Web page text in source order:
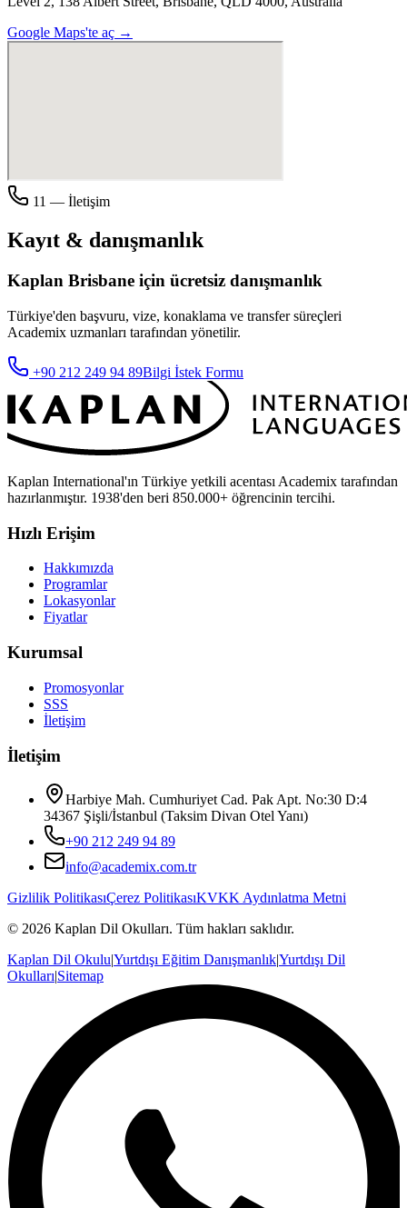
Google Maps'te aç →
11 — İletişim
Kayıt & danışmanlık
Kaplan Brisbane için ücretsiz danışmanlık
Türkiye'den başvuru, vize, konaklama ve transfer süreçleri
Academix uzmanları tarafından yönetilir.
+90 212 249 94 89Bilgi İstek Formu
Kaplan International'ın Türkiye yetkili acentası Academix tarafından
hazırlanmıştır. 1938'den beri 850.000+ öğrencinin tercihi.
Hızlı Erişim
Hakkımızda
Programlar
Lokasyonlar
Fiyatlar
Kurumsal
Promosyonlar
SSS
İletişim
İletişim
Harbiye Mah. Cumhuriyet Cad. Pak Apt. No:30 D:4
34367 Şişli/İstanbul (Taksim Divan Otel Yanı)
+90 212 249 94 89
info@academix.com.tr
Gizlilik PolitikasıÇerez PolitikasıKVKK Aydınlatma Metni
© 2026 Kaplan Dil Okulları. Tüm hakları saklıdır.
Kaplan Dil Okulu|Yurtdışı Eğitim Danışmanlık|Yurtdışı Dil
Okulları|Sitemap